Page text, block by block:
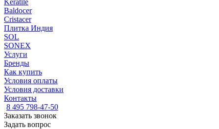
Baldocer
Cristacer
Плитка Индия
SOL
SONEX
Услуги
Бренды
Как купить
Условия оплаты
Условия доставки
Контакты
8 495 798-47-50
Заказать звонок
Задать вопрос